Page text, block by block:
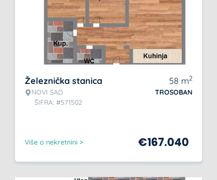
Železnička stanica
NOVI SAD
ŠIFRA: #571502
58 m2
TROSOBAN
Više o nekretnini > €167.040